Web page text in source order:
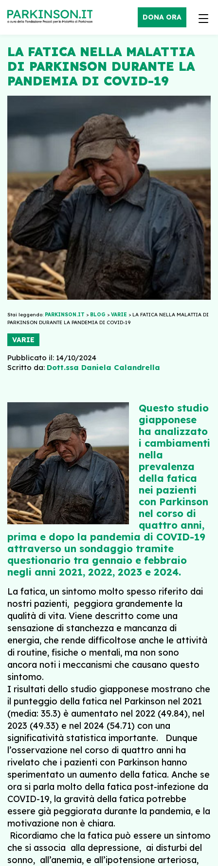
DONA ORA
LA FATICA NELLA MALATTIA
DI PARKINSON DURANTE LA
PANDEMIA DI COVID-19
Stai leggendo: PARKINSON.IT > BLOG > VARIE > LA FATICA NELLA MALATTIA DI
PARKINSON DURANTE LA PANDEMIA DI COVID-19
VARIE
Pubblicato il: 14/10/2024
Scritto da: Dott.ssa Daniela Calandrella
Questo studio
giapponese
ha analizzato
i cambiamenti
nella
prevalenza
della fatica
nei pazienti
con Parkinson
nel corso di
quattro anni,
prima e dopo la pandemia di COVID-19
attraverso un sondaggio tramite
questionario tra gennaio e febbraio
negli anni 2021, 2022, 2023 e 2024.
La fatica, un sintomo molto spesso riferito dai
nostri pazienti, peggiora grandemente la
qualità di vita. Viene descritto come una
sensazione di stanchezza e mancanza di
energia, che rende difficoltose anche le attività
di routine, fisiche o mentali, ma non sono
ancora noti i meccanismi che causano questo
sintomo.
I risultati dello studio giapponese mostrano che
il punteggio della fatica nel Parkinson nel 2021
(media: 35.3) è aumentato nel 2022 (49.84), nel
2023 (49.33) e nel 2024 (54.71) con una
significatività statistica importante. Dunque
l’osservazione nel corso di quattro anni ha
rivelato che i pazienti con Parkinson hanno
sperimentato un aumento della fatica. Anche se
ora si parla molto della fatica post-infezione da
COVID-19, la gravità della fatica potrebbe
essere già peggiorata durante la pandemia, e la
motivazione non è chiara.
Ricordiamo che la fatica può essere un sintomo
che si associa alla depressione, ai disturbi del
sonno, all’anemia, e all’ipotensione arteriosa,